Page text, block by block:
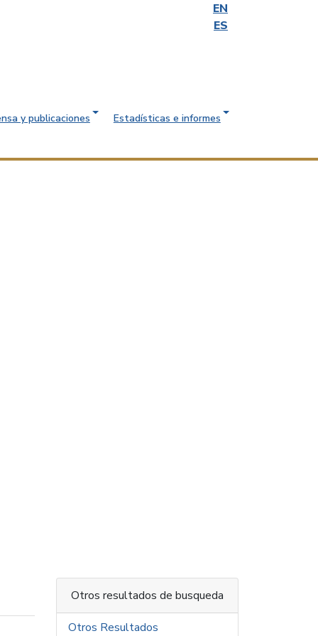
EN
ES
y publicaciones Estadísticas e informes
Otros resultados de busqueda
Otros Resultados